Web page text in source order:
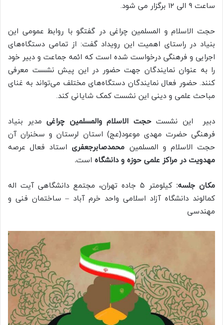
ساعت ۹ الی ۱۲ برگزار می شود.
حجت الاسلام و المسلمین چراغی در گفتگو با روابط عمومی این
بنیاد در راستای اهمیت این رویداد گفت: از تمامی دستگاه‌های
اجرایی و فرهنگی درخواست شده است که ائمه جماعت و دبیر خود
را به عنوان نمایندگان جهت حضور در این پیش نشست معرفی
کنند. حضور فعال نمایندگان دستگاه‌های مختلف می‌تواند به غنای
مباحث علمی و دینی این نشست کمک شایانی کند.
دبیر این نشستحجت الاسلام والمسلمین چراغیمدیر بنیاد
فرهنگی حضرت مهدی موعود(عج) استان لرستان و سخنران آن
حجت الاسلام و المسلمین محمدصابرجعفریاستاد فعال عرصه
مهدویت در مراکز علمی حوزه و دانشگاه است.
مکان جلسه:
کیلومتر ۵ جاده تهران، مجتمع دانشگاهی آیت اله
کمالوند دانشگاه آزاد اسلامی واحد خرم آباد – ساختمان فنی و
مهندسی